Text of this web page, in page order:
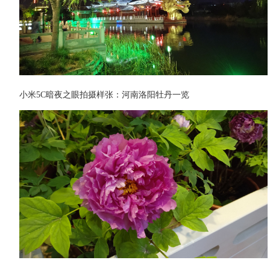
小米5C暗夜之眼拍摄样张：河南洛阳牡丹一览